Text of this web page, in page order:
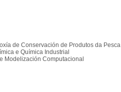
de Conservación de Produtos da Pesca
e Química Industrial
Modelización Computacional